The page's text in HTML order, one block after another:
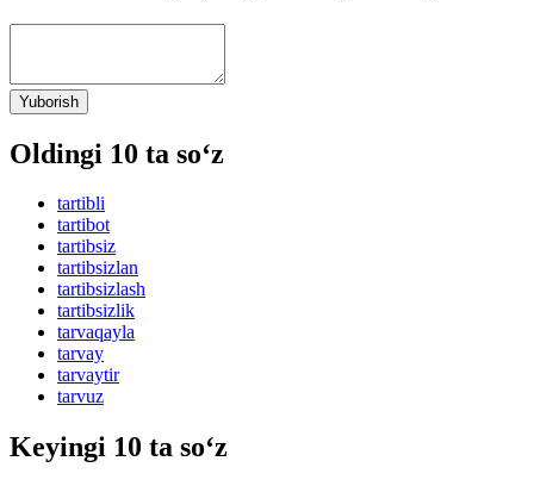
Yuborish
Oldingi 10 ta so‘z
tartibli
tartibot
tartibsiz
tartibsizlan
tartibsizlash
tartibsizlik
tarvaqayla
tarvay
tarvaytir
tarvuz
Keyingi 10 ta so‘z